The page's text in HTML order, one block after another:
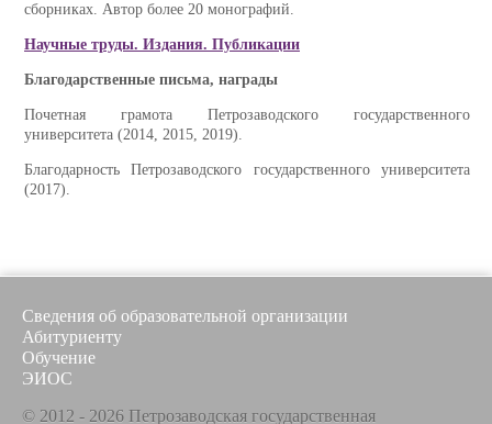
сборниках. Автор более 20 монографий.
Научные труды. Издания. Публикации
Благодарственные письма, награды
Почетная грамота Петрозаводского государственного
университета (2014, 2015, 2019).
Благодарность Петрозаводского государственного университета
(2017).
Сведения об образовательной организации
Абитуриенту
Обучение
ЭИОС
© 2012 - 2026 Петрозаводская государственная